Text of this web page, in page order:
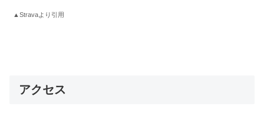
▲Stravaより引用
アクセス